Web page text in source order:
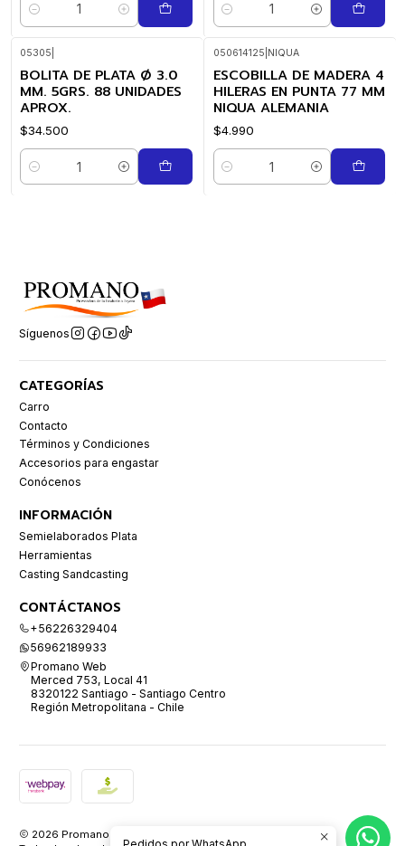
Cantidad Cantidad
05305
BOLITA DE PLATA Ø 3.0
MM. 5GRS. 88 UNIDADES
APROX.
$34.500
Cantidad
050614125 NIQUA
ESCOBILLA DE MADERA 4
HILERAS EN PUNTA 77 MM
NIQUA ALEMANIA
$4.990
Cantidad
Síguenos
CATEGORÍAS
Carro
Contacto
Términos y Condiciones
Accesorios para engastar
Conócenos
INFORMACIÓN
Semielaborados Plata
Herramientas
Casting Sandcasting
CONTÁCTANOS
+56226329404
56962189933
Promano Web
Merced 753, Local 41
8320122 Santiago - Santiago Centro
Región Metropolitana - Chile
2026 Promano.
Pedidos por WhatsApp